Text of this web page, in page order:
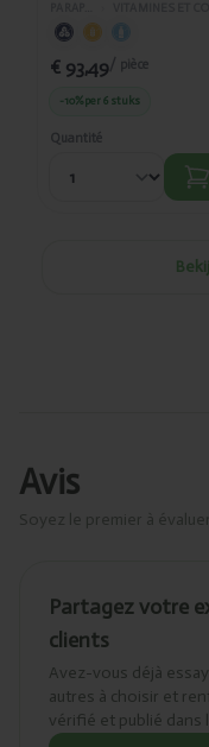
€ 93,49/ pièce
-10%per 6 stuks
Quantité
Avis
Soyez le premier à
Partagez votre
clients
Avez-vous déjà
autres à choisir et
vérifié et publié dans